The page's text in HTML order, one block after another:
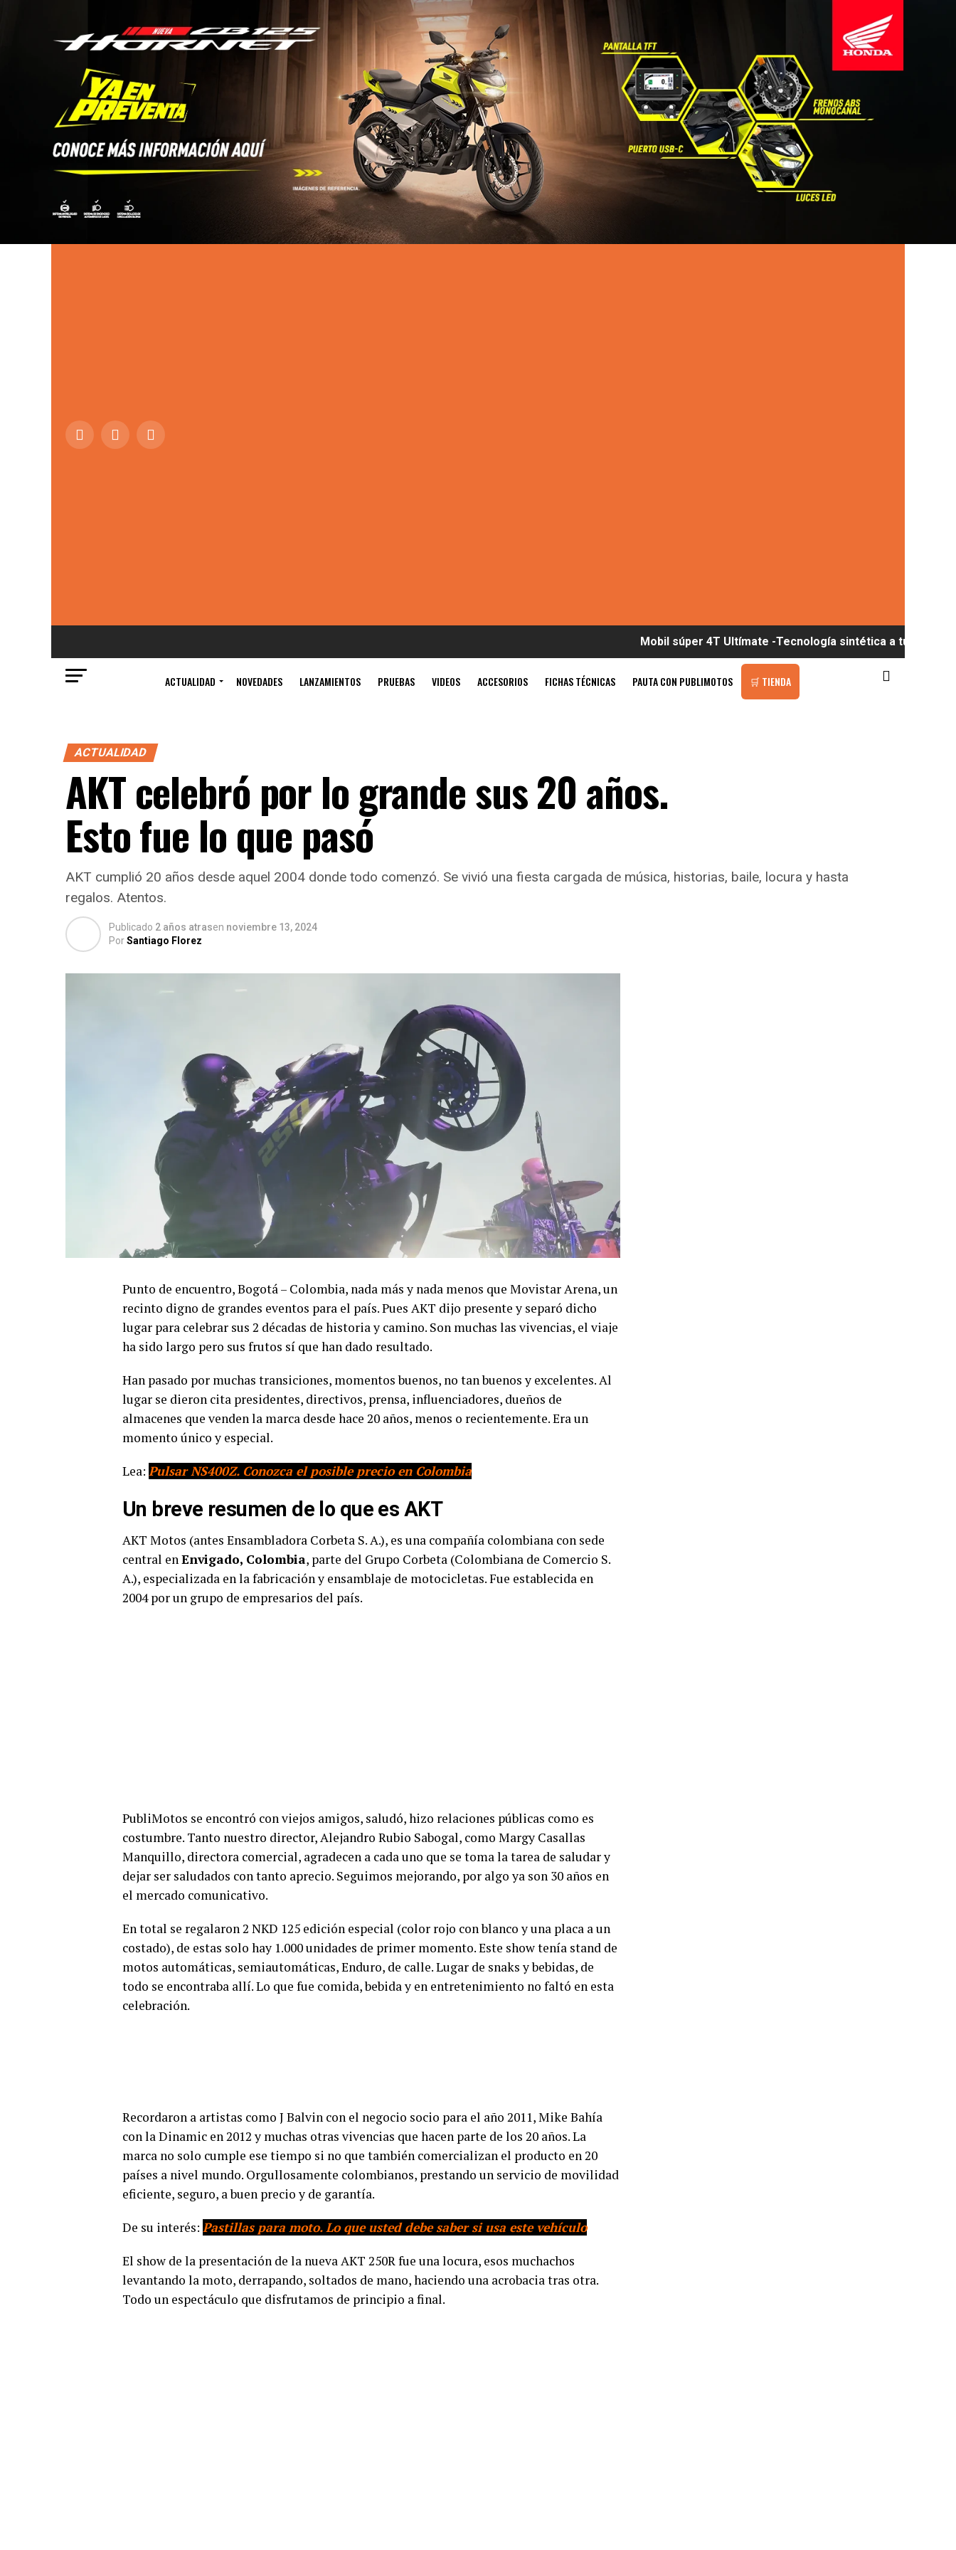
Mobil súper 4T Ultímate -Tecnología sintética a tu alcance
ACTUALIDAD NOVEDADES LANZAMIENTOS PRUEBAS VIDEOS ACCESORIOS FICHAS TÉCNICAS PAUTA CON PUBLIMOTOS 🛒 TIENDA
ACTUALIDAD
AKT celebró por lo grande sus 20 años.
Esto fue lo que pasó
AKT cumplió 20 años desde aquel 2004 donde todo comenzó. Se vivió una fiesta cargada de música, historias, baile, locura y hasta
regalos. Atentos.
Publicado 2 años atrasen noviembre 13, 2024
PorSantiago Florez
Punto de encuentro, Bogotá – Colombia, nada más y nada menos que Movistar Arena, un
recinto digno de grandes eventos para el país. Pues AKT dijo presente y separó dicho
lugar para celebrar sus 2 décadas de historia y camino. Son muchas las vivencias, el viaje
ha sido largo pero sus frutos sí que han dado resultado.
Han pasado por muchas transiciones, momentos buenos, no tan buenos y excelentes. Al
lugar se dieron cita presidentes, directivos, prensa, influenciadores, dueños de
almacenes que venden la marca desde hace 20 años, menos o recientemente. Era un
momento único y especial.
Lea: Pulsar NS400Z. Conozca el posible precio en Colombia
Un breve resumen de lo que es AKT
AKT Motos (antes Ensambladora Corbeta S. A.), es una compañía colombiana con sede
central en Envigado, Colombia, parte del Grupo Corbeta (Colombiana de Comercio S.
A.), especializada en la fabricación y ensamblaje de motocicletas. Fue establecida en
2004 por un grupo de empresarios del país.
PubliMotos se encontró con viejos amigos, saludó, hizo relaciones públicas como es
costumbre. Tanto nuestro director, Alejandro Rubio Sabogal, como Margy Casallas
Manquillo, directora comercial, agradecen a cada uno que se toma la tarea de saludar y
dejar ser saludados con tanto aprecio. Seguimos mejorando, por algo ya son 30 años en
el mercado comunicativo.
En total se regalaron 2 NKD 125 edición especial (color rojo con blanco y una placa a un
costado), de estas solo hay 1.000 unidades de primer momento. Este show tenía stand de
motos automáticas, semiautomáticas, Enduro, de calle. Lugar de snaks y bebidas, de
todo se encontraba allí. Lo que fue comida, bebida y en entretenimiento no faltó en esta
celebración.
Recordaron a artistas como J Balvin con el negocio socio para el año 2011, Mike Bahía
con la Dinamic en 2012 y muchas otras vivencias que hacen parte de los 20 años. La
marca no solo cumple ese tiempo si no que también comercializan el producto en 20
países a nivel mundo. Orgullosamente colombianos, prestando un servicio de movilidad
eficiente, seguro, a buen precio y de garantía.
De su interés: Pastillas para moto. Lo que usted debe saber si usa este vehículo
El show de la presentación de la nueva AKT 250R fue una locura, esos muchachos
levantando la moto, derrapando, soltados de mano, haciendo una acrobacia tras otra.
Todo un espectáculo que disfrutamos de principio a final.